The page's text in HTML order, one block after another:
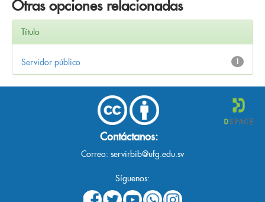
Otras opciones relacionadas
Título
1
Servidor público
Contáctanos:
Correo: servirbib@ufg.edu.sv
Síguenos: